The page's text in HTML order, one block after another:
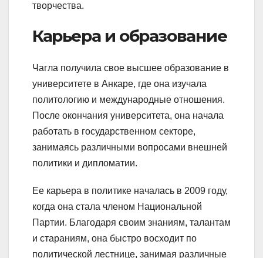
творчества.
Карьера и образование
Чагла получила свое высшее образование в
университете в Анкаре, где она изучала
политологию и международные отношения.
После окончания университета, она начала
работать в государственном секторе,
занимаясь различными вопросами внешней
политики и дипломатии.
Ее карьера в политике началась в 2009 году,
когда она стала членом Национальной
Партии. Благодаря своим знаниям, талантам
и стараниям, она быстро восходит по
политической лестнице, занимая различные